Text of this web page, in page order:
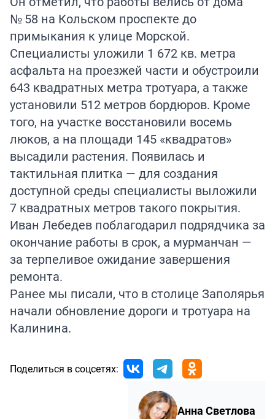
№ 58 на Кольском проспекте до
примыкания к улице Морской.
Специалисты уложили 1 672 кв. метра
асфальта на проезжей части и обустроили
643 квадратных метра тротуара, а также
установили 512 метров бордюров. Кроме
того, на участке восстановили восемь
люков, а на площади 145 «квадратов»
высадили растения. Появилась и
тактильная плитка — для создания
доступной среды специалисты выложили
7 квадратных метров такого покрытия.
Иван Лебедев поблагодарил подрядчика за
окончание работы в срок, а мурманчан —
за терпеливое ожидание завершения
ремонта.
Ранее мы писали, что в столице Заполярья
начали обновление дороги и тротуара на
Калинина.
Поделиться в соцсетях:
Анна Светлова